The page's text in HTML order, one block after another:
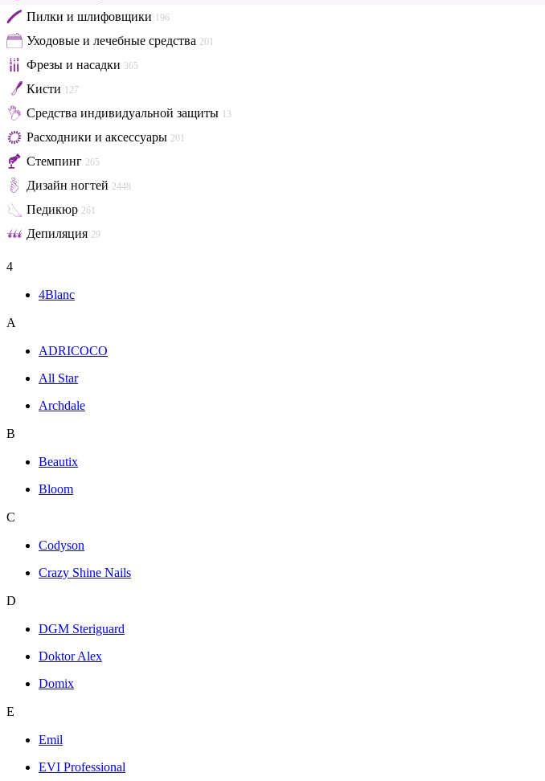
Пилки и шлифовщики 196
Уходовые и лечебные средства 201
Фрезы и насадки 365
Кисти 127
Средства индивидуальной защиты 13
Расходники и аксессуары 201
Стемпинг 265
Дизайн ногтей 2448
Педикюр 261
Депиляция 29
4
4Blanc
A
ADRICOCO
All Star
Archdale
B
Beautix
Bloom
C
Codyson
Crazy Shine Nails
D
DGM Steriguard
Doktor Alex
Domix
E
Emil
EVI Professional